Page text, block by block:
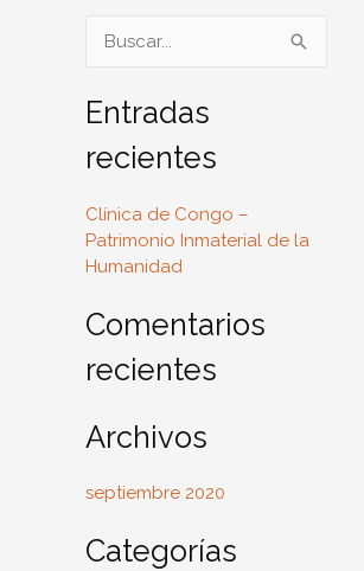
s
a
r
p
r
Entradas
recientes
Clínica de Congo –
Patrimonio Inmaterial de la
Humanidad
Comentarios
recientes
Archivos
septiembre 2020
Categorías